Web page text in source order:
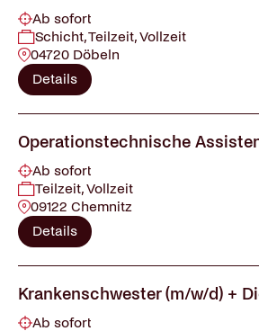
Ab sofort
Schicht, Teilzeit, Vollzeit
04720 Döbeln
Details
Operationstechnische
Ab sofort
Teilzeit, Vollzeit
09122 Chemnitz
Details
Krankenschwester (m/w/d) +
Ab sofort